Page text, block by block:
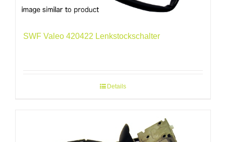
SWF Valeo 420422 Lenkstockschalter
Details